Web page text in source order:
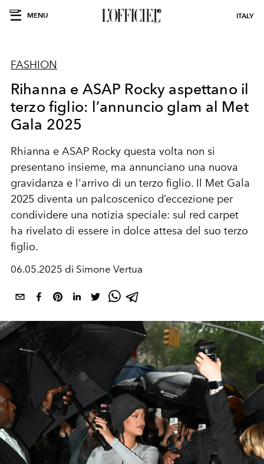
MENU ITALY
FASHION
Rihanna e ASAP Rocky aspettano il
terzo figlio: l’annuncio glam al Met
Gala 2025
Rhianna e ASAP Rocky questa volta non si
presentano insieme, ma annunciano una nuova
gravidanza e l'arrivo di un terzo figlio. Il Met Gala
2025 diventa un palcoscenico d’eccezione per
condividere una notizia speciale: sul red carpet
ha rivelato di essere in dolce attesa del suo terzo
figlio.
06.05.2025 di Simone Vertua